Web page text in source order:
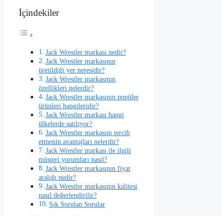
İçindekiler
Jack Wrestler markası nedir?
Jack Wrestler markasının
üretildiği yer neresidir?
Jack Wrestler markasının
özellikleri nelerdir?
Jack Wrestler markasının popüler
ürünleri hangileridir?
Jack Wrestler markası hangi
ülkelerde satılıyor?
Jack Wrestler markasını tercih
etmenin avantajları nelerdir?
Jack Wrestler markası ile ilgili
müşteri yorumları nasıl?
Jack Wrestler markasının fiyat
aralığı nedir?
Jack Wrestler markasının kalitesi
nasıl değerlendirilir?
Sık Sorulan Sorular